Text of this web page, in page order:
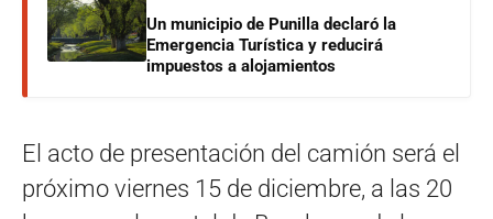
Un municipio de Punilla declaró la
Emergencia Turística y reducirá
impuestos a alojamientos
El acto de presentación del camión será el
próximo viernes 15 de diciembre, a las 20